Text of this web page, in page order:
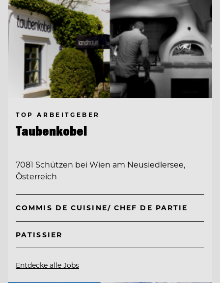
TOP ARBEITGEBER
Taubenkobel
7081 Schützen bei Wien am Neusiedlersee,
Österreich
COMMIS DE CUISINE/ CHEF DE PARTIE
PATISSIER
Entdecke alle Jobs